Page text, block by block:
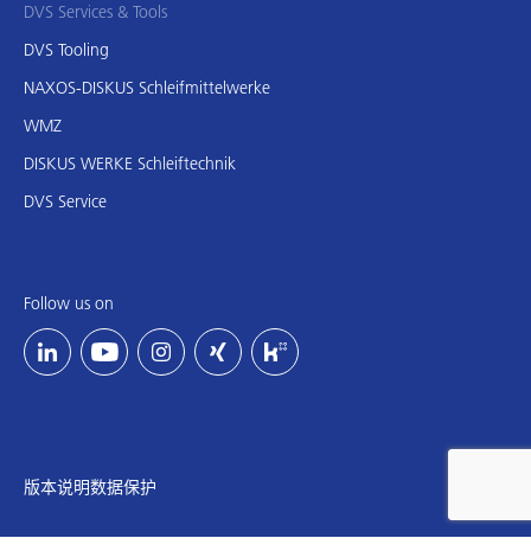
DVS Services & Tools
DVS Tooling
NAXOS-DISKUS Schleifmittelwerke
WMZ
DISKUS WERKE Schleiftechnik
DVS Service
Follow us on
版本说明数据保护